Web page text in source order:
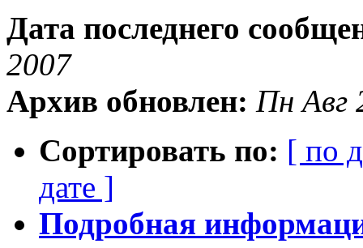
Дата последнего
2007
Архив обновлен: Пн Авг
Сортировать по: [ по
дате ]
Подробная